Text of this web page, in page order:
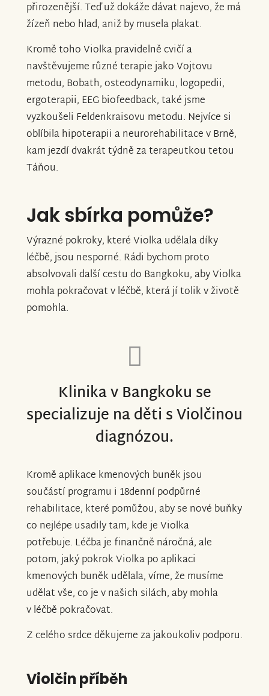
přirozenější. Teď už dokáže dávat najevo, že má
žízeň nebo hlad, aniž by musela plakat.
Kromě toho Violka pravidelně cvičí a
navštěvujeme různé terapie jako Vojtovu
metodu, Bobath, osteodynamiku, logopedii,
ergoterapii, EEG biofeedback, také jsme
vyzkoušeli Feldenkraisovu metodu. Nejvíce si
oblíbila hipoterapii a neurorehabilitace v Brně,
kam jezdí dvakrát týdně za terapeutkou tetou
Táňou.
Jak sbírka pomůže?
Výrazné pokroky, které Violka udělala díky
léčbě, jsou nesporné. Rádi bychom proto
absolvovali další cestu do Bangkoku, aby Violka
mohla pokračovat v léčbě, která jí tolik v životě
pomohla.
Klinika v Bangkoku se
specializuje na děti s Violčinou
diagnózou.
Kromě aplikace kmenových buněk jsou
součástí programu i 18denní podpůrné
rehabilitace, které pomůžou, aby se nové buňky
co nejlépe usadily tam, kde je Violka
potřebuje. Léčba je finančně náročná, ale
potom, jaký pokrok Violka po aplikaci
kmenových buněk udělala, víme, že musíme
udělat vše, co je v našich silách, aby mohla
v léčbě pokračovat.
Z celého srdce děkujeme za jakoukoliv podporu.
Violčin příběh